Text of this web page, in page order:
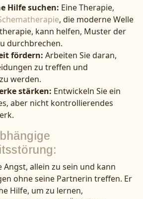
Hilfe suchen: Eine Therapie,
, die moderne Welle
kann helfen, Muster der
durchbrechen.
fördern: Arbeiten Sie daran,
zu treffen und
werden.
stärken: Entwickeln Sie ein
aber nicht kontrollierendes
Angst, allein zu sein und kann
ohne seine Partnerin treffen. Er
Hilfe, um zu lernen,